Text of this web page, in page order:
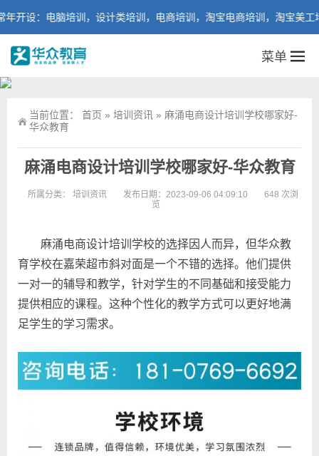
：电脑培训，设计类培训，电商培训，淘宝电商培训，淘宝美工培训
菜单
当前位置： 首页 » 培训资讯 » 麻涌电商设计培训学校哪家好-
华众教育
麻涌电商设计培训学校哪家好-华众教育
所属分类： 培训资讯 发布日期：2023-09-06 04:09:10
648 次浏
览
麻涌电商设计培训学校的选择因人而异，但华众教
育学校在嘉荣超市斜对面是一个不错的选择。他们提供
一对一的辅导和教学，针对学生的不同基础和接受能力
提供相应的课程。这种个性化的教学方式可以更好地满
足学生的学习需求。